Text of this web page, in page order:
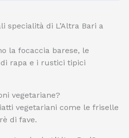
specialità di L’Altra Bari a
la focaccia barese, le
rapa e i rustici tipici
vegetariane?
vegetariani come le friselle
di fave.